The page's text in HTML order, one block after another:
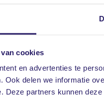
cookies
en advertenties te
Ook delen we informatie
Deze partners kunnen
zich te verzekeren
vergoed. Voor
voertuig zich bevindt of
gebruikt.